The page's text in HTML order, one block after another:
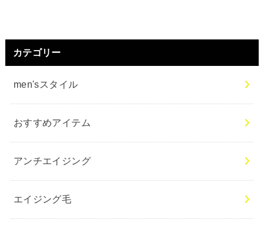
カテゴリー
men'sスタイル
おすすめアイテム
アンチエイジング
エイジング毛